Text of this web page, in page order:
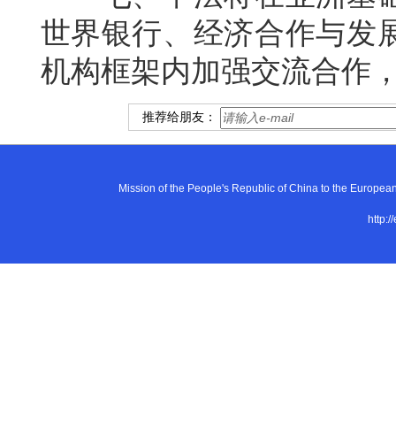
世界银行、经济合作与发
机构框架内加强交流合作
推荐给朋友：
Mission of the People's Republic of China to the